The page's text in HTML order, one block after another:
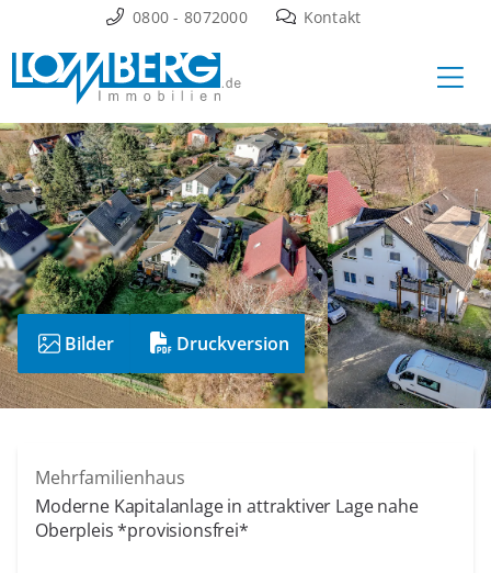
Inhalt
springen
0800 - 8072000 Kontakt
Bilder Druckversion
Mehrfamilienhaus
Moderne Kapitalanlage in attraktiver Lage nahe
Oberpleis *provisionsfrei*